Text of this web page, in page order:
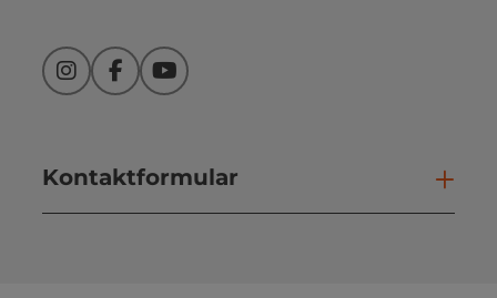
InstagramFacebookYouTube
Kontaktformular